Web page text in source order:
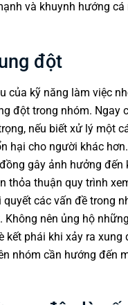
và khuynh hướng cá
đột
của kỹ năng làm việc
đột trong nhóm. Ngay
nếu biết xử lý một
hại cho người khác
gây ảnh hưởng đến
thỏa thuận quy trình
các vấn đề trong
Không nên ủng hộ
kết phái khi xảy ra xung
nhóm cần hướng đến